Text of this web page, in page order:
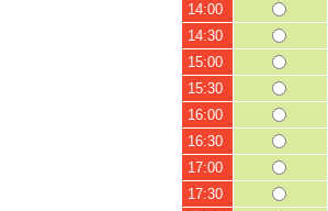
14:00
14:30
15:00
15:30
16:00
16:30
17:00
17:30